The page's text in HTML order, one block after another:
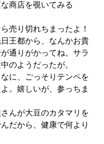
商店を覗いてみる
売り切れちまったよ！
王都から、なんかお貴
通りがかってね。サラ
のようだったが。
に、ごっそりテンペを
。嬉しいが、参っちま
んが大豆のカタマリを
だから、健康で何より